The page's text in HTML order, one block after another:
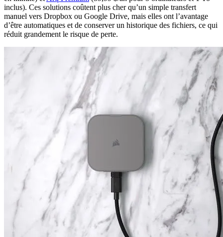
inclus). Ces solutions coûtent plus cher qu’un simple transfert
manuel vers Dropbox ou Google Drive, mais elles ont l’avantage
d’être automatiques et de conserver un historique des fichiers, ce qui
réduit grandement le risque de perte.